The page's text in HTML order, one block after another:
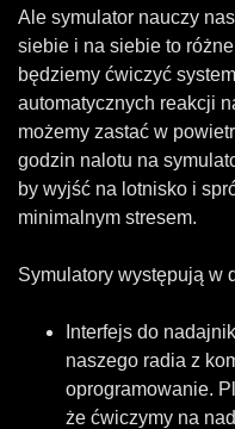
Ale symulator nauczy
siebie i na siebie to
będziemy ćwiczyć
automatycznych reakcji
możemy zastać w
godzin nalotu na
by wyjść na lotnisko i
minimalnym stresem.
Symulatory występują w
Interfejs do
naszego radia z
oprogramowanie.
że ćwiczymy na